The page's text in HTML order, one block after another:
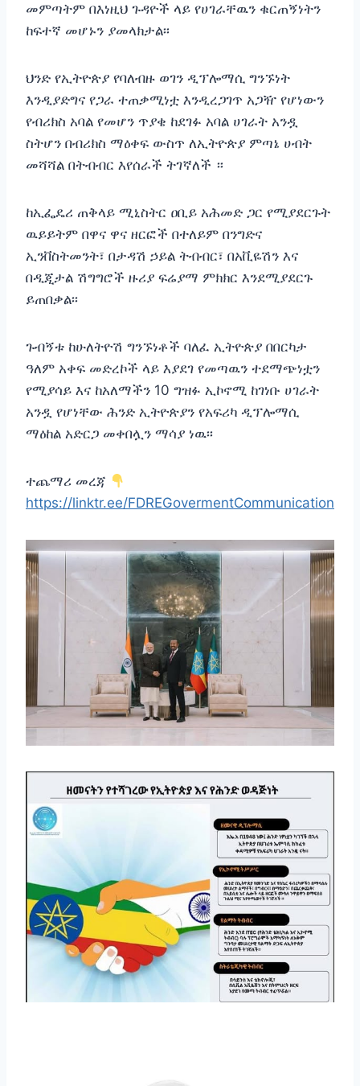
መምጣትም በእነዚህ ጉዳዮች ላይ የሀገራቸዉን ቁርጠኝነትን
ከፍተኛ መሆኑን ያመላክታል፡፡
ህንድ የኢትዮጵያ የባለብዙ ወገን ዲፕሎማሲ ግንኙነት
እንዲያድግና የጋራ ተጠቃሚነቷ እንዲረጋገጥ አጋዥ የሆነውን
የብሪክስ አባል የመሆን ጥያቄ ከደገፉ አባል ሀገራት አንዷ
ስትሆን በብሪክስ ማዕቀፍ ውስጥ ለኢትዮጵያ ምጣኔ ሀብት
መሻሻል በትብብር እየሰራች ትገኛለች ።
ከኢፌዴሪ ጠቅላይ ሚኒስትር ዐቢይ አሕመድ ጋር የሚያደርጉት
ዉይይትም በዋና ዋና ዘርፎች በተለይም በንግድና
ኢንቨስትመንት፣ በታዳሽ ኃይል ትብብር፣ በአቪዬሽን እና
በዲጂታል ሽግግሮች ዙሪያ ፍሬያማ ምክክር እንደሚያደርጉ
ይጠበቃል፡፡
ጉብኝቱ ከሁለትዮሽ ግንኙነቶች ባለፈ ኢትዮጵያ በበርካታ
ዓለም አቀፍ መድረኮች ላይ እያደገ የመጣዉን ተደማጭነቷን
የሚያሳይ እና ከአለማችን 10 ግዝፉ ኢኮኖሚ ከገነቡ ሀገራት
አንዷ የሆነቸው ሕንድ ኢትዮጵያን የአፍሪካ ዲፕሎማሲ
ማዕከል አድርጋ መቀበሏን ማሳያ ነዉ፡፡
ተጨማሪ መረጃ
https://linktr.ee/FDREGovermentCommunication